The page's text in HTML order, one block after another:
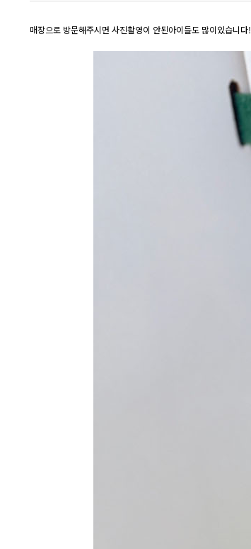
매장으로 방문해주시면 사진촬영이 안된아이들도 많이있습니다!